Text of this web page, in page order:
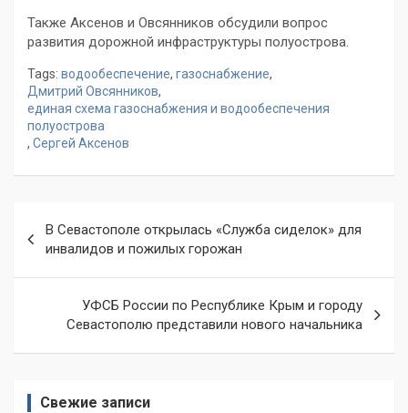
Также Аксенов и Овсянников обсудили вопрос
развития дорожной инфраструктуры полуострова.
Tags: водообеспечение, газоснабжение,
Дмитрий Овсянников,
единая схема газоснабжения и водообеспечения
полуострова
, Сергей Аксенов
по
записям
В Севастополе открылась «Служба сиделок» для
инвалидов и пожилых горожан
УФСБ России по Республике Крым и городу
Севастополю представили нового начальника
Свежие записи